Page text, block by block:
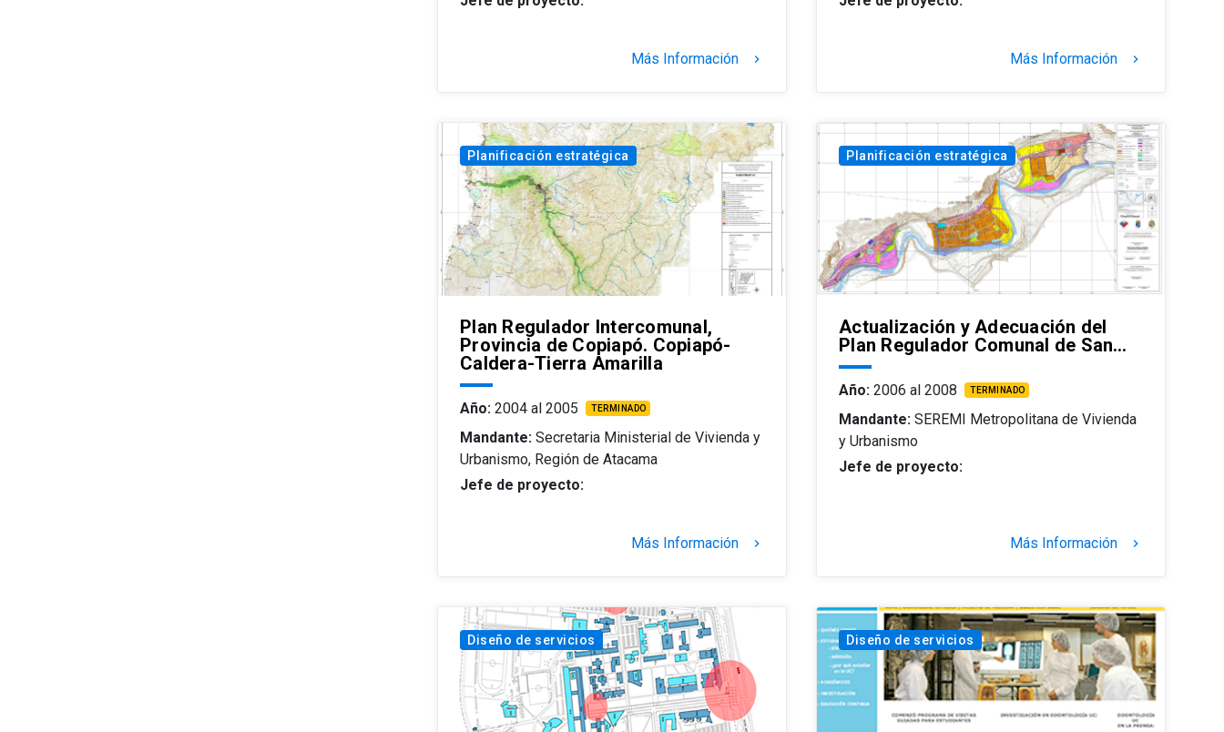
Más Información keyboard_arrow_right Más Información keyboard_arrow_right
Planificación estratégica
Plan Regulador Intercomunal,
Provincia de Copiapó. Copiapó-
Caldera-Tierra Amarilla
Año: 2004 al 2005 TERMINADO
Mandante: Secretaria Ministerial de Vivienda y
Urbanismo, Región de Atacama
Jefe de proyecto:
Más Información keyboard_arrow_right
Planificación estratégica
Actualización y Adecuación del
Plan Regulador Comunal de San…
Año: 2006 al 2008 TERMINADO
Mandante: SEREMI Metropolitana de Vivienda
y Urbanismo
Jefe de proyecto:
Más Información keyboard_arrow_right
Diseño de servicios Diseño de servicios